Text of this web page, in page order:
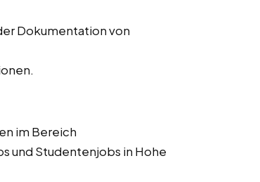
Dokumentation von
im Bereich
und Studentenjobs in Hohe